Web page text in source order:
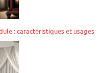
: caractéristiques et usages